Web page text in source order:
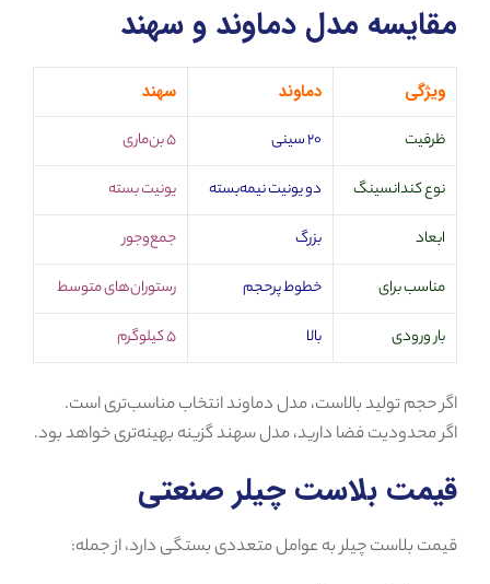
مقایسه مدل دماوند و سهند
ویژگی دماوند سهند
ظرفیت ۲۰ سینی
۵ بن‌ماری
نوع کندانسینگ
دو یونیت نیمه‌بسته
یونیت بسته
ابعاد
بزرگ
جمع‌وجور
مناسب برای
خطوط پرحجم
رستوران‌های متوسط
بار ورودی
بالا ۵ کیلوگرم
اگر حجم تولید بالاست، مدل دماوند انتخاب مناسب‌تری است.
اگر محدودیت فضا دارید، مدل سهند گزینه بهینه‌تری خواهد بود.
قیمت بلاست چیلر صنعتی
قیمت بلاست چیلر به عوامل متعددی بستگی دارد، از جمله: